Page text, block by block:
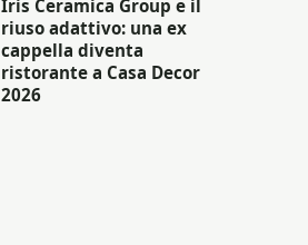
Iris Ceramica Group e il
riuso adattivo: una ex
cappella diventa
ristorante a Casa Decor
2026